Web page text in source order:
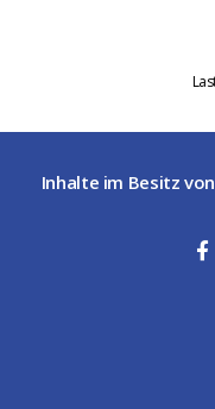
Inhalte im Besitz